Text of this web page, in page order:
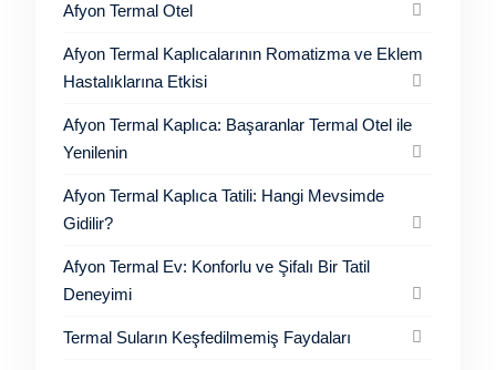
Afyon Termal Otel
Afyon Termal Kaplıcalarının Romatizma ve Eklem
Hastalıklarına Etkisi
Afyon Termal Kaplıca: Başaranlar Termal Otel ile
Yenilenin
Afyon Termal Kaplıca Tatili: Hangi Mevsimde
Gidilir?
Afyon Termal Ev: Konforlu ve Şifalı Bir Tatil
Deneyimi
Termal Suların Keşfedilmemiş Faydaları